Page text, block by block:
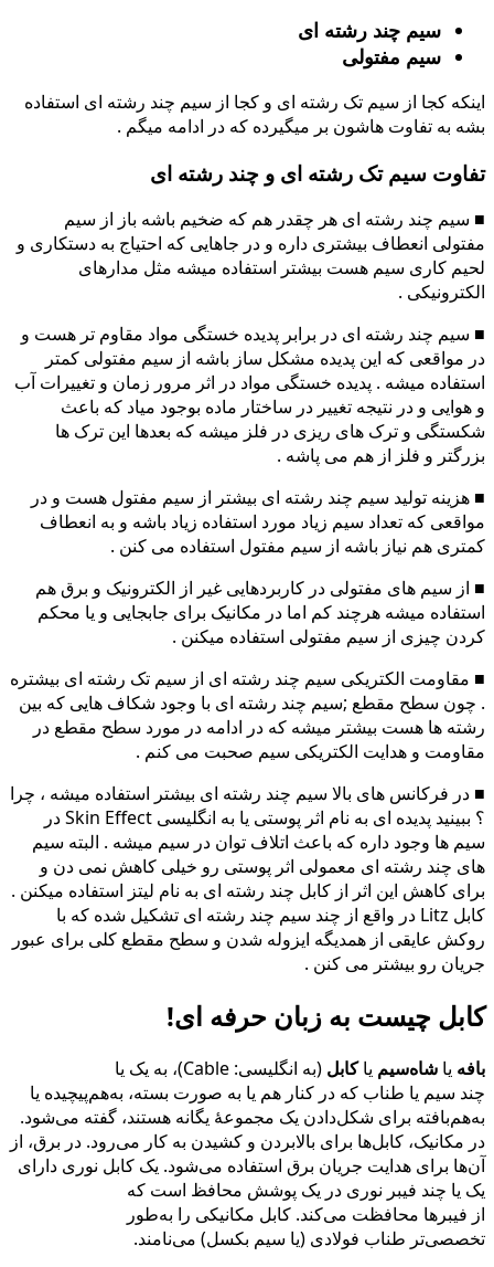
سیم چند رشته ای
سیم مفتولی
اینکه کجا از سیم تک رشته ای و کجا از سیم چند رشته ای استفاده
بشه به تفاوت هاشون بر میگیرده که در ادامه میگم .
تفاوت سیم تک رشته ای و چند رشته ای
■ سیم چند رشته ای هر چقدر هم که ضخیم باشه باز از سیم
مفتولی انعطاف بیشتری داره و در جاهایی که احتیاج به دستکاری و
لحیم کاری سیم هست بیشتر استفاده میشه مثل مدارهای
الکترونیکی .
■ سیم چند رشته ای در برابر پدیده خستگی مواد مقاوم تر هست و
در مواقعی که این پدیده مشکل ساز باشه از سیم مفتولی کمتر
استفاده میشه . پدیده خستگی مواد در اثر مرور زمان و تغییرات آب
و هوایی و در نتیجه تغییر در ساختار ماده بوجود میاد که باعث
شکستگی و ترک های ریزی در فلز میشه که بعدها این ترک ها
بزرگتر و فلز از هم می پاشه .
■ هزینه تولید سیم چند رشته ای بیشتر از سیم مفتول هست و در
مواقعی که تعداد سیم زیاد مورد استفاده زیاد باشه و به انعطاف
کمتری هم نیاز باشه از سیم مفتول استفاده می کنن .
■ از سیم های مفتولی در کاربردهایی غیر از الکترونیک و برق هم
استفاده میشه هرچند کم اما در مکانیک برای جابجایی و یا محکم
کردن چیزی از سیم مفتولی استفاده میکنن .
■ مقاومت الکتریکی سیم چند رشته ای از سیم تک رشته ای بیشتره
. چون سطح مقطع ;سیم چند رشته ای با وجود شکاف هایی که بین
رشته ها هست بیشتر میشه که در ادامه در مورد سطح مقطع در
مقاومت و هدایت الکتریکی سیم صحبت می کنم .
■ در فرکانس های بالا سیم چند رشته ای بیشتر استفاده میشه ، چرا
؟ ببینید پدیده ای به نام اثر پوستی یا به انگلیسی Skin Effect در
سیم ها وجود داره که باعث اتلاف توان در سیم میشه . البته سیم
های چند رشته ای معمولی اثر پوستی رو خیلی کاهش نمی دن و
برای کاهش این اثر از کابل چند رشته ای به نام لیتز استفاده میکنن .
کابل Litz در واقع از چند سیم چند رشته ای تشکیل شده که با
روکش عایقی از همدیگه ایزوله شدن و سطح مقطع کلی برای عبور
جریان رو بیشتر می کنن .
کابل چیست به زبان حرفه ای!
بافه یا شاه‌سیم یاکابل (به انگلیسی: Cable)، به یک یا
چند سیم یا طناب که در کنار هم یا به صورت بسته، به‌هم‌پیچیده یا
به‌هم‌بافته برای شکل‌دادن یک مجموعهٔ یگانه هستند، گفته می‌شود.
در مکانیک، کابل‌ها برای بالابردن و کشیدن به کار می‌رود. در برق، از
آن‌ها برای هدایت جریان برق استفاده می‌شود. یک کابل نوری دارای
یک یا چند فیبر نوری در یک پوشش محافظ است که
از فیبرها محافظت می‌کند. کابل مکانیکی را به‌طور
تخصصی‌تر طناب فولادی (یا سیم بکسل) می‌نامند.